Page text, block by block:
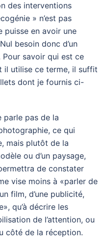
des interventions
» n’est pas
puisse en avoir une
besoin donc d’un
Pour savoir qui est ce
il utilise ce terme, il suffit
dont je fournis ci-
parle pas de la
ce qui
mais plutôt de la
ou d’un paysage,
de constater
vise moins à «parler de
film, d’une publicité,
qu’à décrire les
de l’attention, ou
côté de la réception.